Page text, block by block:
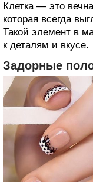
Клетка — это
которая всегда
Такой элемент в
к деталям и вкусе.
Задорные